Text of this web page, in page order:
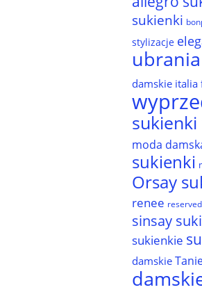
sukienki
stylizacje
ubrania
damskie italia
moda
sukienki
Orsay
renee
sinsay
sukienkie
damskie